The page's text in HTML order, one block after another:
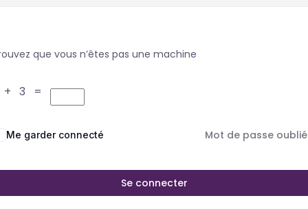
que vous n’êtes pas une machine
+ 3 =
Me garder connecté Mot de passe
Se connecter